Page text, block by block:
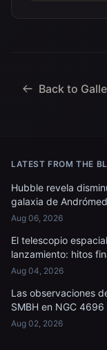
Back to
LATEST FROM THE
Hubble revela
galaxia de
Aug 06, 2026
El telescopio
lanzamiento: hitos
Aug 04, 2026
Las observaciones
SMBH en NGC 4696
Aug 02, 2026